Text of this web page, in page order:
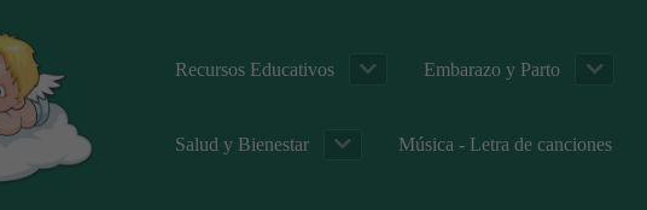
Recursos Educativos Embarazo y Parto
Salud y Bienestar Música - Letra de canciones